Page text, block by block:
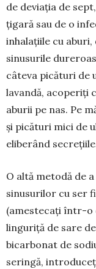
de deviația de
țigară sau de o
inhalațiile cu
sinusurile
câteva picături de
lavandă, aco­periți
aburii pe nas. Pe
și picături mici de
eliberând
O altă metodă de
sinusurilor cu ser
(amestecați într-o
linguriță de sare
bicarbonat de
seringă,